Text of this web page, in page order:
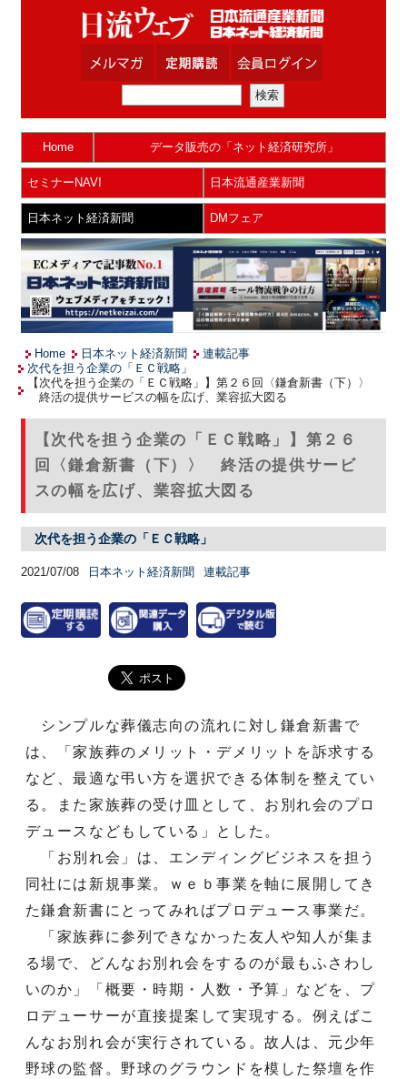
Home データ販売の「ネット経済研究所」
セミナーNAVI 日本流通産業新聞
日本ネット経済新聞 DMフェア
Home 日本ネット経済新聞
連載記事
次代を担う企業の「ＥＣ戦略」
【次代を担う企業の「ＥＣ戦略」】第２６回〈鎌倉新書（下）〉
終活の提供サービスの幅を広げ、業容拡大図る
【次代を担う企業の「ＥＣ戦略」】第２６
回〈鎌倉新書（下）〉 終活の提供サービ
スの幅を広げ、業容拡大図る
次代を担う企業の「ＥＣ戦略」
2021/07/08 日本ネット経済新聞 連載記事
シンプルな葬儀志向の流れに対し鎌倉新書で
は、「家族葬のメリット・デメリットを訴求する
など、最適な弔い方を選択できる体制を整えてい
る。また家族葬の受け皿として、お別れ会のプロ
デュースなどもしている」とした。
「お別れ会」は、エンディングビジネスを担う
同社には新規事業。ｗｅｂ事業を軸に展開してき
た鎌倉新書にとってみればプロデュース事業だ。
「家族葬に参列できなかった友人や知人が集ま
る場で、どんなお別れ会をするのが最もふさわし
いのか」「概要・時期・人数・予算」などを、プ
ロデューサーが直接提案して実現する。例えばこ
んなお別れ会が実行されている。故人は、元少年
野球の監督。野球のグラウンドを模した祭壇を作